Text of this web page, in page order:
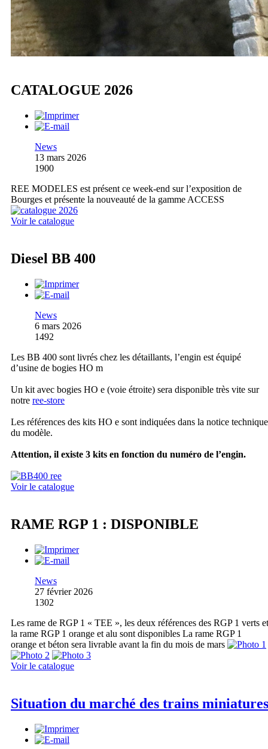
CATALOGUE 2026
News
13 mars 2026
1900
REE MODELES est présent ce week-end sur l’exposition de
Bourges et présente la nouveauté de la gamme ACCESS
Voir le catalogue
Diesel BB 400
News
6 mars 2026
1492
Les BB 400 sont livrés chez les détaillants, l’engin est équipé
d’usine de bogies HO m
Un kit avec bogies HO e (voie étroite) sera disponible très vite sur
notre ree-store
Les références des kits HO e sont indiquées dans la notice technique
du modèle.
Attention, il existe 3 kits en fonction du numéro de l’engin.
Voir le catalogue
RAME RGP 1 : DISPONIBLE
News
27 février 2026
1302
Les rame de RGP 1 « TEE », les deux références des RGP 1 verts et
la rame RGP 1 orange et alu sont disponibles La rame RGP 1
orange et béton sera livrable avant la fin du mois de mars
Voir le catalogue
Situation du marché des trains miniatures